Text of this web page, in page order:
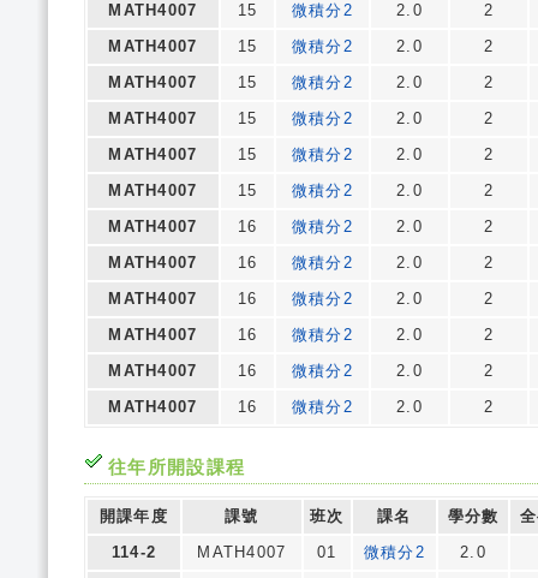
MATH4007
15 微積分2 2.0
2
MATH4007
15 微積分2 2.0
2
MATH4007
15 微積分2 2.0
2
MATH4007
15 微積分2 2.0
2
MATH4007
15 微積分2 2.0
2
MATH4007
15 微積分2 2.0
2
MATH4007
16 微積分2 2.0
2
MATH4007
16 微積分2 2.0
2
MATH4007
16 微積分2 2.0
2
MATH4007
16 微積分2 2.0
2
MATH4007
16 微積分2 2.0
2
MATH4007
16 微積分2 2.0 2
往年所開設課程
開課年度 課號 班次 課名 學分數
114-2
MATH4007 01 微積分2
2.0